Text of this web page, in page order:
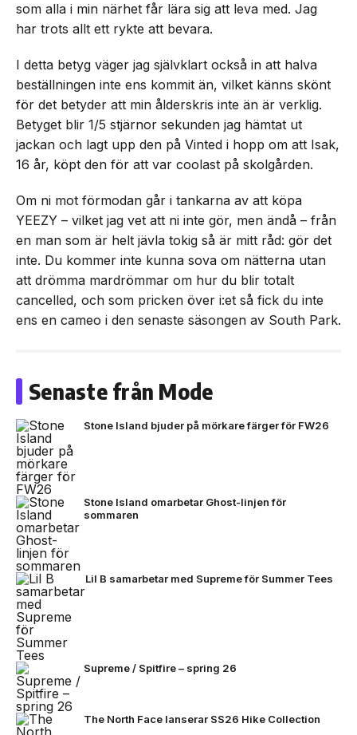
som alla i min närhet får lära sig att leva med. Jag
har trots allt ett rykte att bevara.
I detta betyg väger jag självklart också in att halva
beställningen inte ens kommit än, vilket känns skönt
för det betyder att min ålderskris inte än är verklig.
Betyget blir 1/5 stjärnor sekunden jag hämtat ut
jackan och lagt upp den på Vinted i hopp om att Isak,
16 år, köpt den för att var coolast på skolgården.
Om ni mot förmodan går i tankarna av att köpa
YEEZY – vilket jag vet att ni inte gör, men ändå – från
en man som är helt jävla tokig så är mitt råd: gör det
inte. Du kommer inte kunna sova om nätterna utan
att drömma mardrömmar om hur du blir totalt
cancelled, och som pricken över i:et så fick du inte
ens en cameo i den senaste säsongen av South Park.
Senaste från Mode
Stone Island bjuder på mörkare färger för FW26
Stone Island omarbetar Ghost-linjen för
sommaren
Lil B samarbetar med Supreme för Summer Tees
Supreme / Spitfire – spring 26
The North Face lanserar SS26 Hike Collection